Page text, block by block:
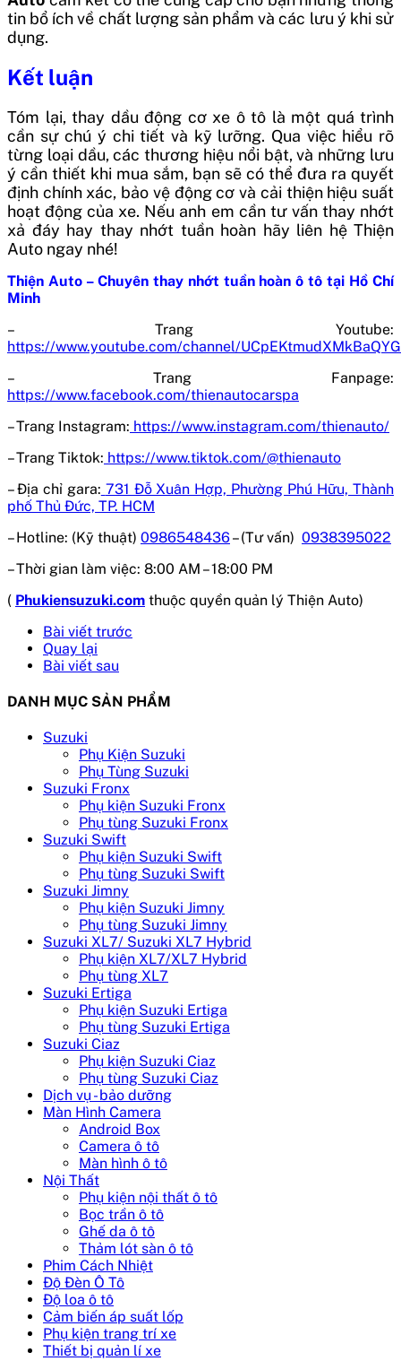
tin bổ ích về chất lượng sản phẩm và các lưu ý khi sử
dụng.
Kết luận
Tóm lại, thay dầu động cơ xe ô tô là một quá trình
cần sự chú ý chi tiết và kỹ lưỡng. Qua việc hiểu rõ
từng loại dầu, các thương hiệu nổi bật, và những lưu
ý cần thiết khi mua sắm, bạn sẽ có thể đưa ra quyết
định chính xác, bảo vệ động cơ và cải thiện hiệu suất
hoạt động của xe. Nếu anh em cần tư vấn thay nhớt
xả đáy hay thay nhớt tuần hoàn hãy liên hệ Thiện
Auto ngay nhé!
Thiện Auto – Chuyên thay nhớt tuần hoàn ô tô tại Hồ Chí
Minh
– Trang Youtube:
https://www.youtube.com/channel/
– Trang Fanpage:
https://www.facebook.com/thienautocarspa
– Trang Instagram: https://www.instagram.com/thienauto/
– Trang Tiktok: https://www.tiktok.com/@thienauto
– Địa chỉ gara: 731 Đỗ Xuân Hợp, Phường Phú Hữu, Thành
phố Thủ Đức, TP. HCM
– Hotline: (Kỹ thuật) 0986548436– (Tư vấn) 0938395022
– Thời gian làm việc: 8:00 AM – 18:00 PM
( Phukiensuzuki.com thuộc quyền quản lý Thiện Auto)
Bài viết trước
Quay lại
Bài viết sau
DANH MỤC SẢN PHẨM
Suzuki
Phụ Kiện Suzuki
Phụ Tùng Suzuki
Suzuki Fronx
Phụ kiện Suzuki Fronx
Phụ tùng Suzuki Fronx
Suzuki Swift
Phụ kiện Suzuki Swift
Phụ tùng Suzuki Swift
Suzuki Jimny
Phụ kiện Suzuki Jimny
Phụ tùng Suzuki Jimny
Suzuki XL7/ Suzuki XL7 Hybrid
Phụ kiện XL7/XL7 Hybrid
Phụ tùng XL7
Suzuki Ertiga
Phụ kiện Suzuki Ertiga
Phụ tùng Suzuki Ertiga
Suzuki Ciaz
Phụ kiện Suzuki Ciaz
Phụ tùng Suzuki Ciaz
Dịch vụ - bảo dưỡng
Màn Hình Camera
Android Box
Camera ô tô
Màn hình ô tô
Nội Thất
Phụ kiện nội thất ô tô
Bọc trần ô tô
Ghế da ô tô
Thảm lót sàn ô tô
Phim Cách Nhiệt
Độ Đèn Ô Tô
Độ loa ô tô
Cảm biến áp suất lốp
Phụ kiện trang trí xe
Thiết bị quản lí xe